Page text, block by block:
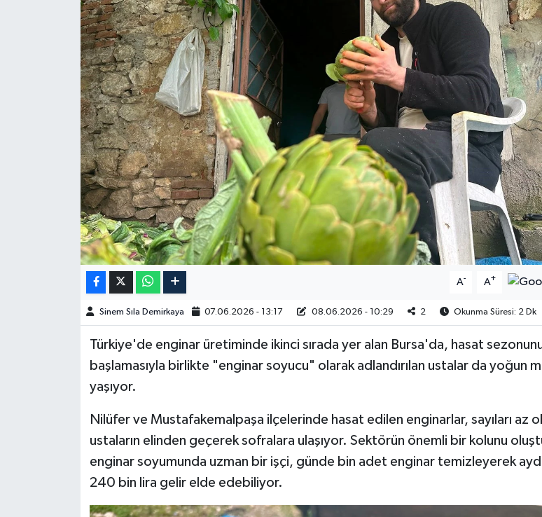
A- A+
Sinem Sıla Demirkaya 07.06.2026 - 13:17 08.06.2026 - 10:29 2 Okunma Süresi: 2 Dk
Türkiye'de enginar üretiminde ikinci sırada yer alan Bursa'da, hasat
başlamasıyla birlikte "enginar soyucu" olarak adlandırılan ustalar da yoğun
yaşıyor.
Nilüfer ve Mustafakemalpaşa ilçelerinde hasat edilen enginarlar, sayıları az
ustaların elinden geçerek sofralara ulaşıyor. Sektörün önemli bir kolunu
enginar soyumunda uzman bir işçi, günde bin adet enginar temizleyerek
240 bin lira gelir elde edebiliyor.
Magazin
Burç Yorumları
Hava Durumu
Kim kimdir?
Kültür Sanat
Televizyon